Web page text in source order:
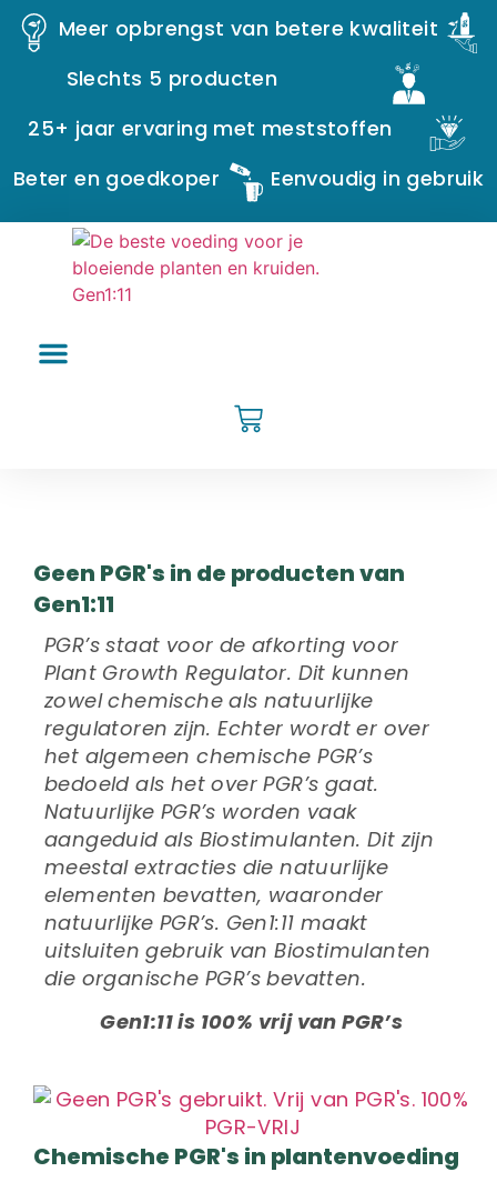
Meer opbrengst van betere kwaliteit
Slechts 5 producten
25+ jaar ervaring met meststoffen
Beter en goedkoper
Eenvoudig in gebruik
Geen PGR's in de producten van
Gen1:11
PGR’s staat voor de afkorting voor
Plant Growth Regulator. Dit kunnen
zowel chemische als natuurlijke
regulatoren zijn. Echter wordt er over
het algemeen chemische PGR’s
bedoeld als het over PGR’s gaat.
Natuurlijke PGR’s worden vaak
aangeduid als Biostimulanten. Dit zijn
meestal extracties die natuurlijke
elementen bevatten, waaronder
natuurlijke PGR’s. Gen1:11 maakt
uitsluiten gebruik van Biostimulanten
die organische PGR’s bevatten.
Gen1:11 is 100% vrij van PGR’s
Chemische PGR's in plantenvoeding